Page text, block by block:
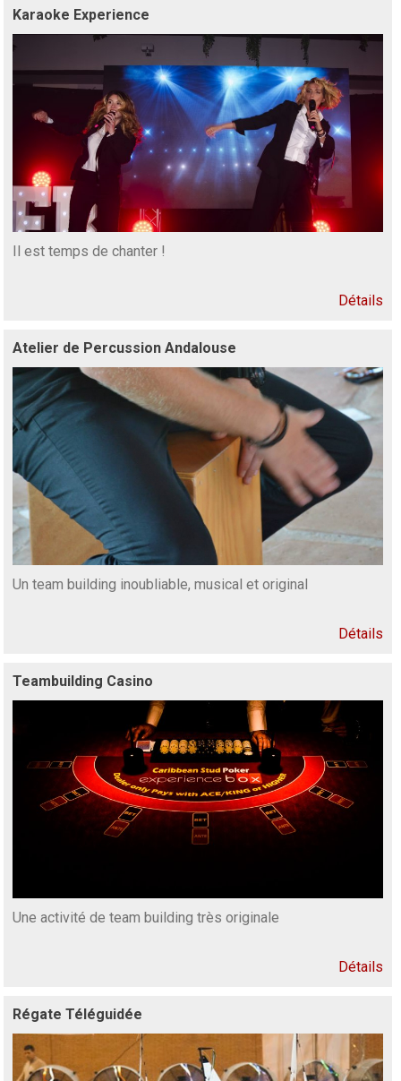
Karaoke Experience
Il est temps de chanter !
Détails
Atelier de Percussion Andalouse
Un team building inoubliable, musical et original
Détails
Teambuilding Casino
Une activité de team building très originale
Détails
Régate Téléguidée